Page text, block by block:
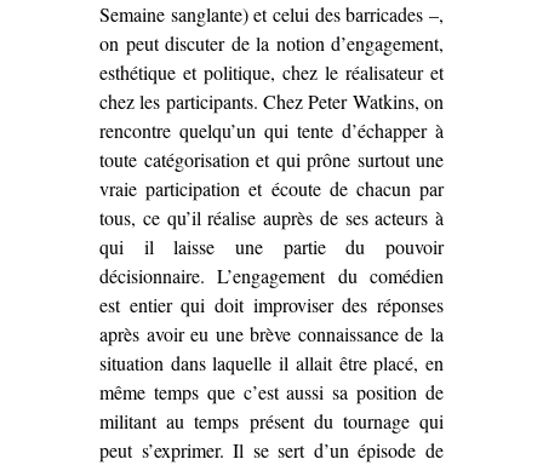
Semaine sanglante) et celui des barricades –,
on peut discuter de la notion d’engagement,
esthétique et politique, chez le réalisateur et
chez les participants. Chez Peter Watkins, on
rencontre quelqu’un qui tente d’échapper à
toute catégorisation et qui prône surtout une
vraie participation et écoute de chacun par
tous, ce qu’il réalise auprès de ses acteurs à
qui il laisse une partie du pouvoir
décisionnaire. L’engagement du comédien
est entier qui doit improviser des réponses
après avoir eu une brève connaissance de la
situation dans laquelle il allait être placé, en
même temps que c’est aussi sa position de
militant au temps présent du tournage qui
peut s’exprimer. Il se sert d’un épisode de